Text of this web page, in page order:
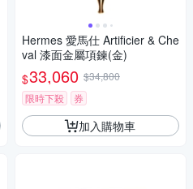
Hermes 愛馬仕 Artificier & Che
val 漆面金屬項鍊(金)
$33,060 $34,800
限時下殺
券
加入購物車